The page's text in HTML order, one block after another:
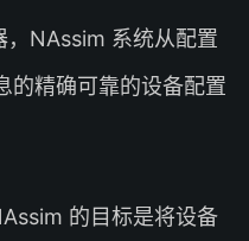
NAssim 系统从配置
的精确可靠的设备配置
的目标是将设备